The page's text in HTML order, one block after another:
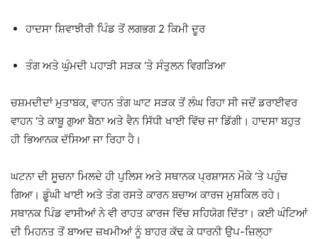
ਹਾਦਸਾ ਸ਼ਿਵਾਝੀਰੀ ਪਿੰਡ ਤੋਂ ਲਗਭਗ 2 ਕਿਮੀ ਦੂਰ
ਤੰਗ ਅਤੇ ਘੁੰਮਦੀ ਪਹਾੜੀ ਸੜਕ ‘ਤੇ ਸੰਤੁਲਨ ਵਿਗੜਿਆ
ਚਸ਼ਮਦੀਦਾਂ ਮੁਤਾਬਕ, ਵਾਹਨ ਤੰਗ ਘਾਟ ਸੜਕ ਤੋਂ ਲੰਘ ਰਿਹਾ ਸੀ ਜਦੋਂ ਡਰਾਈਵਰ
ਵਾਹਨ ‘ਤੇ ਕਾਬੂ ਗੁਆ ਬੈਠਾ ਅਤੇ ਵੈਨ ਸਿੱਧੀ ਖਾਈ ਵਿੱਚ ਜਾ ਡਿੱਗੀ। ਹਾਦਸਾ ਬਹੁਤ
ਹੀ ਭਿਆਨਕ ਦੱਸਿਆ ਜਾ ਰਿਹਾ ਹੈ।
ਘਟਨਾ ਦੀ ਸੂਚਨਾ ਮਿਲਦੇ ਹੀ ਪੁਲਿਸ ਅਤੇ ਸਥਾਨਕ ਪ੍ਰਸ਼ਾਸਨ ਮੌਕੇ ‘ਤੇ ਪਹੁੰਚ
ਗਿਆ। ਡੂੰਘੀ ਖਾਈ ਅਤੇ ਤੰਗ ਰਸਤੇ ਕਾਰਨ ਬਚਾਅ ਕਾਰਜ ਮੁਸ਼ਕਿਲ ਰਹੇ।
ਸਥਾਨਕ ਪਿੰਡ ਵਾਸੀਆਂ ਨੇ ਵੀ ਰਾਹਤ ਕਾਰਜ ਵਿੱਚ ਸਹਿਯੋਗ ਦਿੱਤਾ। ਕਈ ਘੰਟਿਆਂ
ਦੀ ਮਿਹਨਤ ਤੋਂ ਬਾਅਦ ਜ਼ਖਮੀਆਂ ਨੂੰ ਬਾਹਰ ਕੱਢ ਕੇ ਧਾਰਨੀ ਉਪ-ਜ਼ਿਲ੍ਹਾ